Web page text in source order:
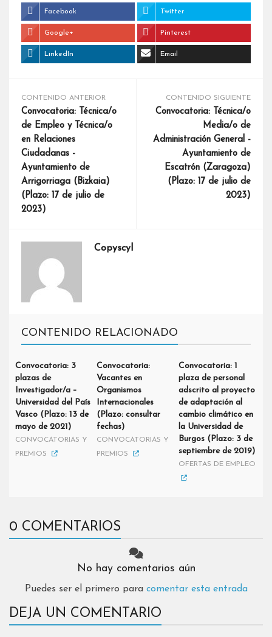
Facebook Twitter
Google+ Pinterest
LinkedIn Email
CONTENIDO ANTERIOR
Convocatoria: Técnica/o
de Empleo y Técnica/o
en Relaciones
Ciudadanas -
Ayuntamiento de
Arrigorriaga (Bizkaia)
(Plazo: 17 de julio de
2023)
CONTENIDO SIGUIENTE
Convocatoria: Técnica/o
Media/o de
Administración General -
Ayuntamiento de
Escatrón (Zaragoza)
(Plazo: 17 de julio de
2023)
Copyscyl
CONTENIDO RELACIONADO
Convocatoria: 3
plazas de
Investigador/a –
Universidad del País
Vasco (Plazo: 13 de
mayo de 2021)
CONVOCATORIAS Y
PREMIOS
Convocatoria:
Vacantes en
Organismos
Internacionales
(Plazo: consultar
fechas)
CONVOCATORIAS Y
PREMIOS
Convocatoria: 1
plaza de personal
adscrito al proyecto
de adaptación al
cambio climático en
la Universidad de
Burgos (Plazo: 3 de
septiembre de 2019)
OFERTAS DE EMPLEO
0 COMENTARIOS
No hay comentarios aún
Puedes ser el primero para comentar esta entrada
DEJA UN COMENTARIO